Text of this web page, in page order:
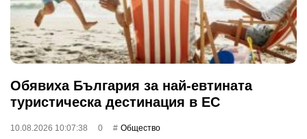
Обявиха България за най-евтината
туристическа дестинация в ЕС
10.08.2026 10:07:38 0 Общество